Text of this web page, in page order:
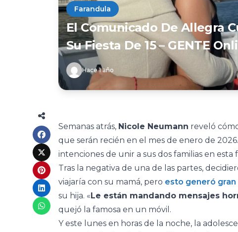
Farandula
El Comunicado De Allegra
Su Fiesta De 15 – GENTE
Hace 1 año
Semanas atrás, Nicole Neumann reveló
que serán recién en el mes de enero de
intenciones de unir a sus dos familias en
Tras la negativa de una de las partes,
viajaría con su mamá, pero esto generó
su hija. «Le están mandando mensajes
quejó la famosa en un móvil.
Y este lunes en horas de la noche, la